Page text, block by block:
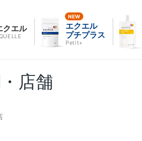
クエル
エクエル
プチプラス
Petit+
店舗